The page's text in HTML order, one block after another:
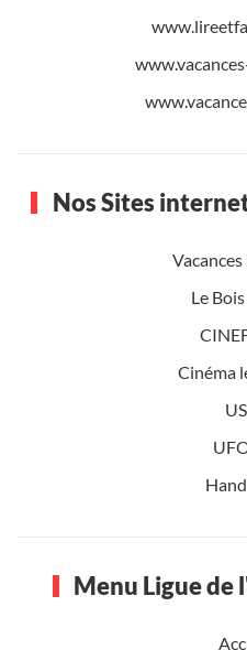
Nos Sites
Le
Cinéma
Menu Ligue de